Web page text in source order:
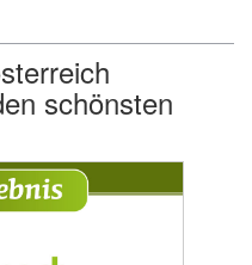
schönsten